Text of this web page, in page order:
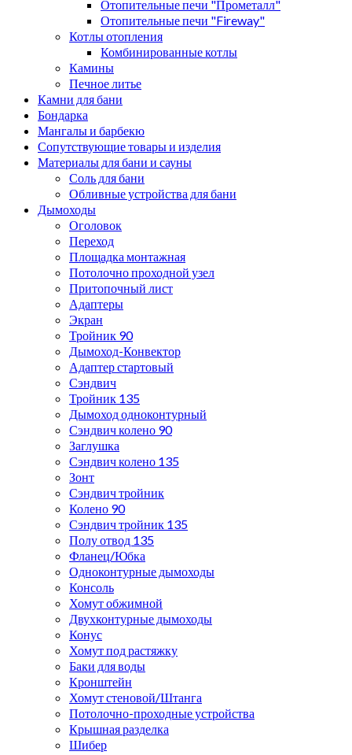
Отопительные печи "Прометалл"
Отопительные печи "Fireway"
Котлы отопления
Комбинированные котлы
Камины
Печное литье
Камни для бани
Бондарка
Мангалы и барбекю
Сопутствующие товары и изделия
Материалы для бани и сауны
Соль для бани
Обливные устройства для бани
Дымоходы
Оголовок
Переход
Площадка монтажная
Потолочно проходной узел
Притопочный лист
Адаптеры
Экран
Тройник 90
Дымоход-Конвектор
Адаптер стартовый
Сэндвич
Тройник 135
Дымоход одноконтурный
Сэндвич колено 90
Заглушка
Сэндвич колено 135
Зонт
Сэндвич тройник
Колено 90
Сэндвич тройник 135
Полу отвод 135
Фланец/Юбка
Одноконтурные дымоходы
Консоль
Хомут обжимной
Двухконтурные дымоходы
Конус
Хомут под растяжку
Баки для воды
Кронштейн
Хомут стеновой/Штанга
Потолочно-проходные устройства
Крышная разделка
Шибер